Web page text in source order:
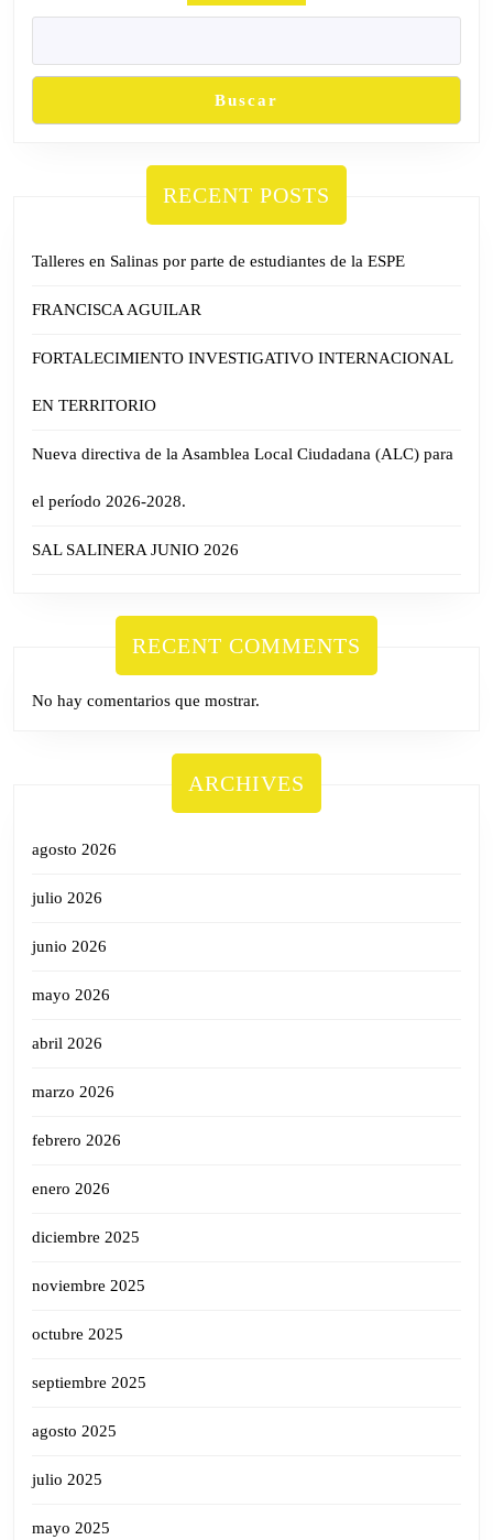
Buscar
RECENT POSTS
Talleres en Salinas por parte de estudiantes de la ESPE
FRANCISCA AGUILAR
FORTALECIMIENTO INVESTIGATIVO INTERNACIONAL
EN TERRITORIO
Nueva directiva de la Asamblea Local Ciudadana (ALC) para
el período 2026-2028.
SAL SALINERA JUNIO 2026
RECENT COMMENTS
No hay comentarios que mostrar.
ARCHIVES
agosto 2026
julio 2026
junio 2026
mayo 2026
abril 2026
marzo 2026
febrero 2026
enero 2026
diciembre 2025
noviembre 2025
octubre 2025
septiembre 2025
agosto 2025
julio 2025
mayo 2025